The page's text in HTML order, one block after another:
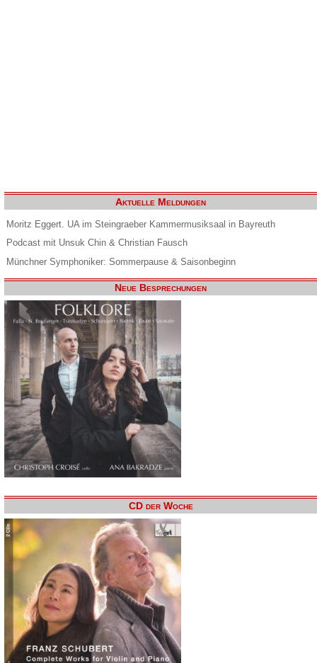
Aktuelle Meldungen
Moritz Eggert. UA im Steingraeber Kammermusiksaal in Bayreuth
Podcast mit Unsuk Chin & Christian Fausch
Münchner Symphoniker: Sommerpause & Saisonbeginn
Neue Besprechungen
CD der Woche